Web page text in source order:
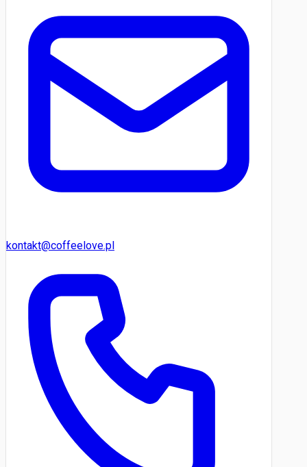
kontakt@coffeelove.pl